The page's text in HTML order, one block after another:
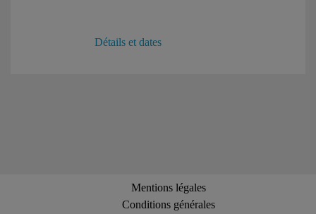
Détails et dates
Mentions légales
Conditions générales